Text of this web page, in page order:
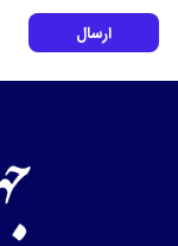
ارسال